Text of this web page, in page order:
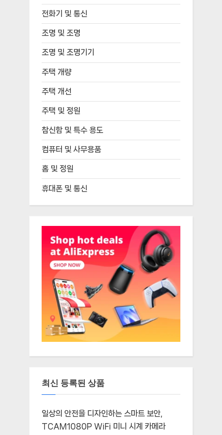
전화기 및 통신
조명 및 조명
조명 및 조명기기
주택 개량
주택 개선
주택 및 정원
참신함 및 특수 용도
컴퓨터 및 사무용품
홈 및 정원
휴대폰 및 통신
최신 등록된 상품
일상의 안전을 디자인하는 스마트 보안,
TCAM1080P WiFi 미니 시계 카메라